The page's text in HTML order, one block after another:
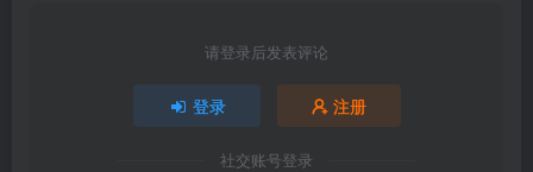
请登录后发表评论
登录 注册
社交账号登录